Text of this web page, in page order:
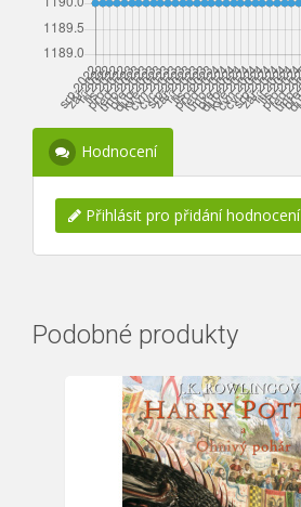
Hodnocení
Přihlásit pro přidání hodnocení
Podobné produkty